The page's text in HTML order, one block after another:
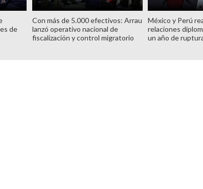
de
Con más de 5.000 efectivos: Arrau
lanzó operativo nacional de
fiscalización y control migratorio
México y Perú
relaciones
un año de